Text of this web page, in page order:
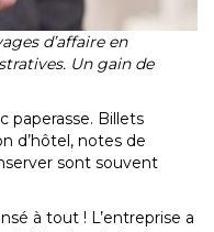
d’affaire en
Un gain de
paperasse. Billets
d’hôtel, notes de
sont souvent
à tout ! L’entreprise a